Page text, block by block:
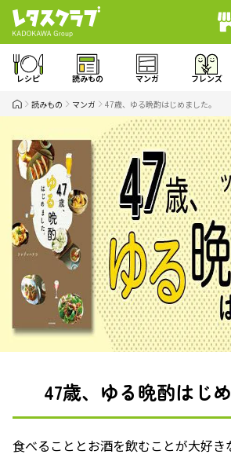
レシピ 読みもの マンガ フレンズ
読みもの マンガ 47歳、ゆる晩酌はじめました。
47歳、ゆる晩酌はじめ
食べることとお酒を飲むことが大好き